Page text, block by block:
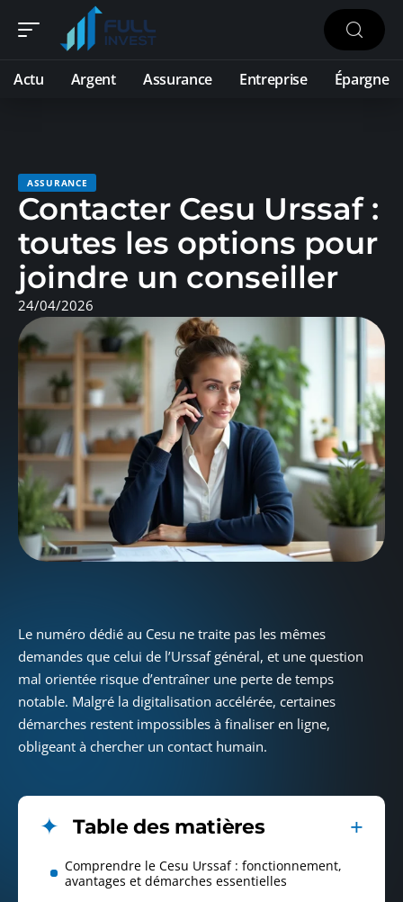
Actu Argent Assurance Entreprise Épargne
ASSURANCE
Contacter Cesu Urssaf :
toutes les options pour
joindre un conseiller
24/04/2026
Le numéro dédié au Cesu ne traite pas les mêmes
demandes que celui de l’Urssaf général, et une question
mal orientée risque d’entraîner une perte de temps
notable. Malgré la digitalisation accélérée, certaines
démarches restent impossibles à finaliser en ligne,
obligeant à chercher un contact humain.
Table des matières
Comprendre le Cesu Urssaf : fonctionnement,
avantages et démarches essentielles